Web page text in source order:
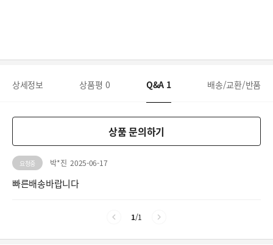
상세정보 상품평 0 Q&A 1 배송/교환/반품
상품 문의하기
요청중 박*진 2025-06-17
빠른배송바랍니다
1/1